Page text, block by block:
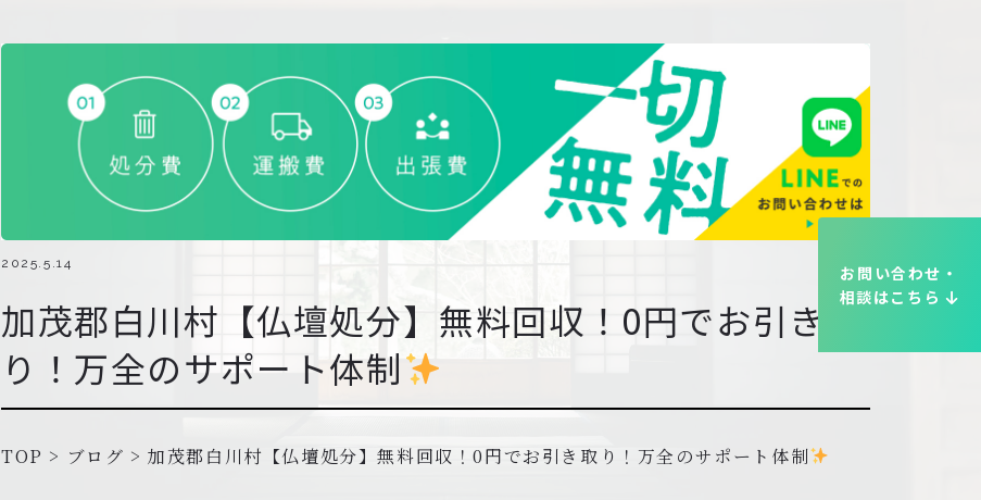
2025.5.14
加茂郡白川村【仏壇処分】無料回収！0円でお引き取
り！万全のサポート体制
TOP > ブログ >加茂郡白川村【仏壇処分】無料回収！0円でお引き取り！万全のサポート体制
お問い合わせ・
相談はこちら